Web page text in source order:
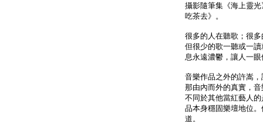
攝影隨筆集《海上靈
吃茶去》。
很多的人在聽歌；很
但很少的歌一聽或一
息永遠濃鬱，讓人一
音樂作品之外的許嵩
那由內而外的真實，
不同於其他當紅藝人
品本身穩固樂壇地位
道。